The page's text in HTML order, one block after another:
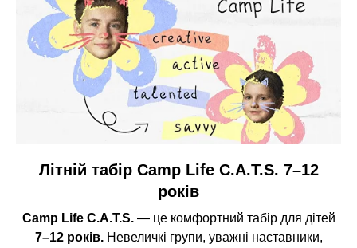
Літній табір Camp Life C.A.T.S. 7–12
років
Camp Life C.A.T.S. — це комфортний табір для дітей
7–12 років.Невеличкі групи, уважні наставники,